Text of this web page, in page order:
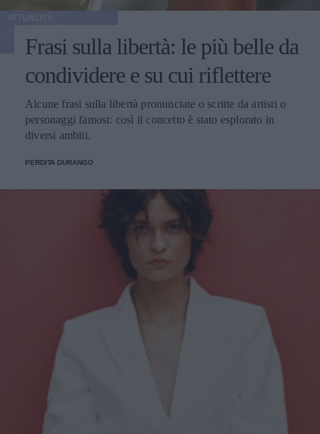
Frasi sulla libertà: le più belle da
condividere e su cui riflettere
Alcune frasi sulla libertà pronunciate o scritte da artisti o
personaggi famosi: così il concetto è stato esplorato in
diversi ambiti.
PERDITA DURANGO